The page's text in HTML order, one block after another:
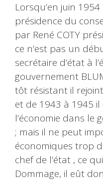
Lorsqu’en juin
présidence du
par René COTY
ce n’est pas un
secrétaire d’état à
gouvernement
tôt résistant il
et de 1943 à 1945
l’économie dans le
; mais il ne peut
économiques trop
chef de l’état , ce
Dommage, il eût